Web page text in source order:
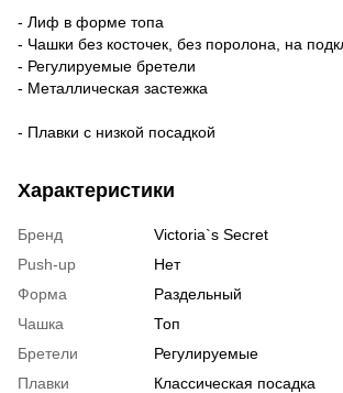
- Лиф в форме топа
- Чашки без косточек, без поролона, на
- Регулируемые бретели
- Металлическая застежка
- Плавки с низкой посадкой
Характеристики
Бренд
Victoria`s Secret
Push-up
Нет
Форма
Раздельный
Чашка
Топ
Бретели
Регулируемые
Плавки
Классическая посадка